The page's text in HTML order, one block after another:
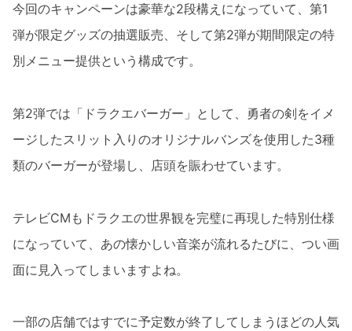
今回のキャンペーンは豪華な2段構えになっていて、第1
弾が限定グッズの抽選販売、そして第2弾が期間限定の特
別メニュー提供という構成です。
第2弾では「ドラクエバーガー」として、勇者の剣をイメ
ージしたスリット入りのオリジナルバンズを使用した3種
類のバーガーが登場し、店頭を賑わせています。
テレビCMもドラクエの世界観を完璧に再現した特別仕様
になっていて、あの懐かしい音楽が流れるたびに、つい画
面に見入ってしまいますよね。
一部の店舗ではすでに予定数が終了してしまうほどの人気